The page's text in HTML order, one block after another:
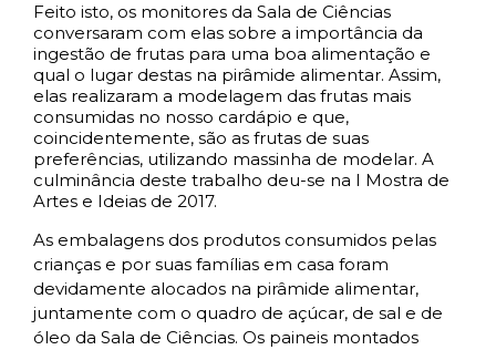
Feito isto, os monitores da Sala de Ciências
conversaram com elas sobre a importância da
ingestão de frutas para uma boa alimentação e
qual o lugar destas na pirâmide alimentar. Assim,
elas realizaram a modelagem das frutas mais
consumidas no nosso cardápio e que,
coincidentemente, são as frutas de suas
preferências, utilizando massinha de modelar. A
culminância deste trabalho deu-se na I Mostra de
Artes e Ideias de 2017.
As embalagens dos produtos consumidos pelas
crianças e por suas famílias em casa foram
devidamente alocados na pirâmide alimentar,
juntamente com o quadro de açúcar, de sal e de
óleo da Sala de Ciências. Os paineis montados